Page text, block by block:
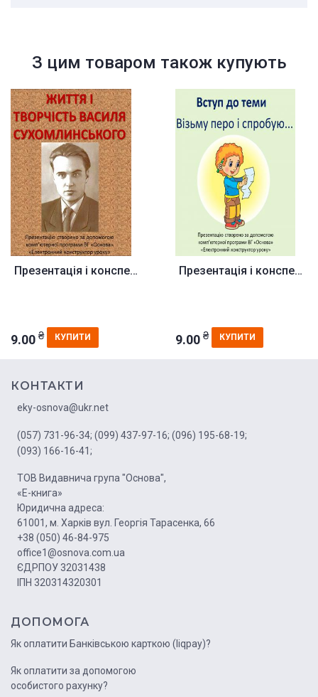
З цим товаром також купують
Презентація і конспект до урок...
9.00 ₴ КУПИТИ
Презентація і конспект до урок...
9.00 ₴ КУПИТИ
КОНТАКТИ
eky-osnova@ukr.net
(057) 731-96-34; (099) 437-97-16; (096) 195-68-19;
(093) 166-16-41;
ТОВ Видавнича група "Основа",
«Е-книга»
Юридична адреса:
61001, м. Харків вул. Георгія Тарасенка, 66
+38 (050) 46-84-975
office1@osnova.com.ua
ЄДРПОУ 32031438
ІПН 320314320301
ДОПОМОГА
Як оплатити Банківською карткою (liqpay)?
Як оплатити за допомогою
особистого рахунку?